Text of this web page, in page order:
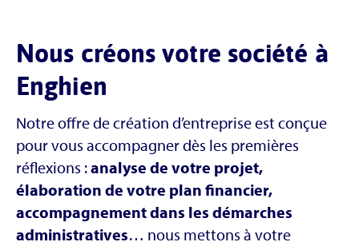
Nous créons votre société à
Enghien
Notre offre de création d’entreprise est conçue
pour vous accompagner dès les premières
réflexions :analyse de votre projet,
élaboration de votre plan financier,
accompagnement dans les démarches
administratives… nous mettons à votre